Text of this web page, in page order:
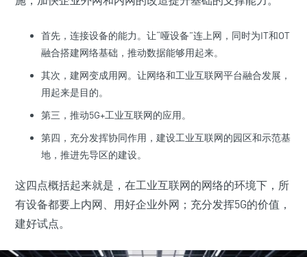
首先，连接设备的能力。让“哑设备”连上网，同时为IT和OT
融合搭建网络基础，推动数据能够用起来。
其次，建网变成用网。让网络和工业互联网平台融合发展，
用起来是目的。
第三，推动5G+工业互联网的应用。
第四，充分发挥协同作用，建设工业互联网的园区和示范基
地，推进先导区的建设。
这四点概括起来就是，在工业互联网的网络的环境下，所
有设备都要上内网、用好企业外网；充分发挥5G的价值，
建好试点。